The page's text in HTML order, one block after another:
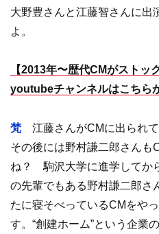
大野豊さんと江藤智さんに出
よ。
【2013年〜歴代CMがストッ
youtubeチャンネルはこちら
梵江藤さんがCMに出られ
その後には野村謙二郎さんも
ね？ 駒沢大学に進学してか
の先輩でもある野村謙二郎さ
たに寝そべっているCMをや
す。“創建ホーム”という企業